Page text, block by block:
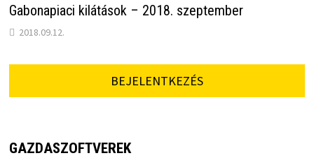
Gabonapiaci kilátások – 2018. szeptember
2018.09.12.
BEJELENTKEZÉS
GAZDASZOFTVEREK